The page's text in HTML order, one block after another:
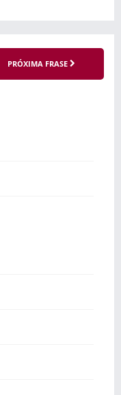
PRÓXIMA FRASE